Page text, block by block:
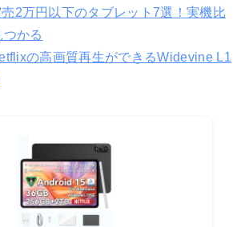
2万円以下のタブレット7選！実機比
かる
の高画質再生ができるWidevine L1